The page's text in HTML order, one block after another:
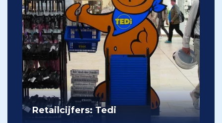
Retailcijfers: Tedi